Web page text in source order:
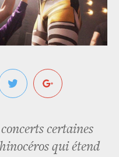
certaines
qui étend